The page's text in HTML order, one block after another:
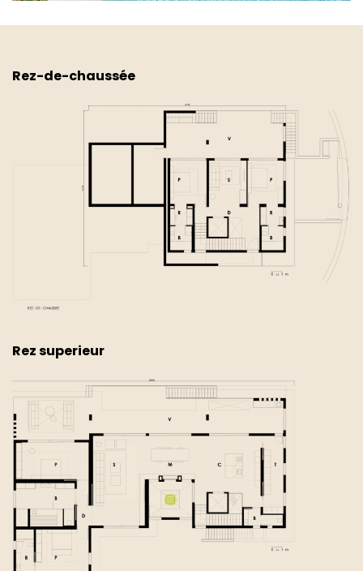
Rez-de-chaussée
Rez superieur